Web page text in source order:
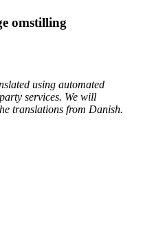
omstilling
using automated
services. We will
translations from Danish.